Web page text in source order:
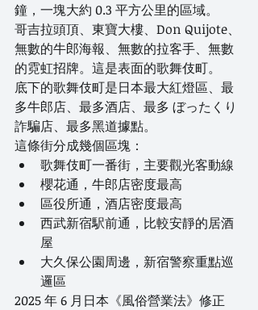
鐘，一塊大約 0.3 平方公里的區域。
哥吉拉頭頂、東寶大樓、Don Quijote、
無數的牛郎海報、無數的拉客手、無數
的霓虹招牌。這是表面的歌舞伎町。
底下的歌舞伎町是日本最大紅燈區、最
多牛郎店、最多酒店、最多 ぼったくり
詐騙店、最多黑道據點。
這條街分成幾個區塊：
歌舞伎町一番街，主要觀光客動線
櫻花通，牛郎店密度最高
區役所通，酒店密度最高
西武新宿駅前通，比較安靜的居酒
屋
大久保公園周邊，新宿警察重點巡
邏區
2025 年 6 月日本《風俗營業法》修正